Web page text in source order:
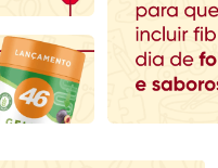
Comprar sem Desconto
Por R$ 84,19/cada
Comprar sem Desconto
Por R$ 84,19/cada